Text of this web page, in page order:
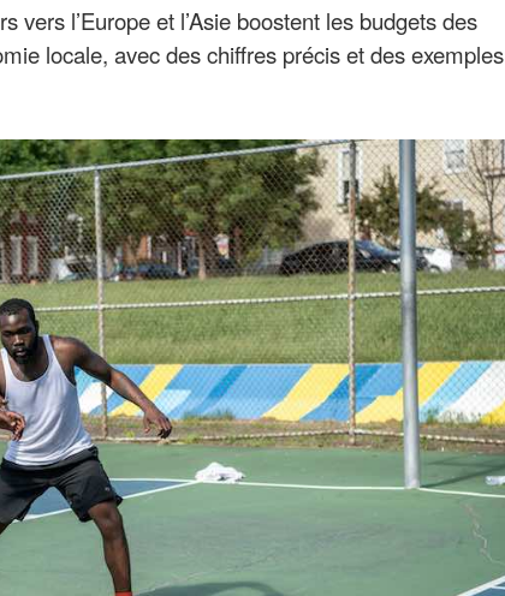
vers l’Europe et l’Asie boostent les budgets des
locale, avec des chiffres précis et des exemples